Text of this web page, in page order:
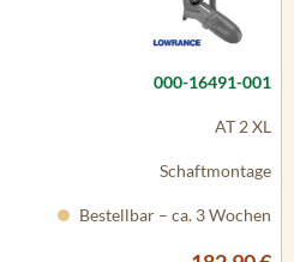
000-16491-001
AT 2 XL
Schaftmontage
Bestellbar – ca. 3 Wochen